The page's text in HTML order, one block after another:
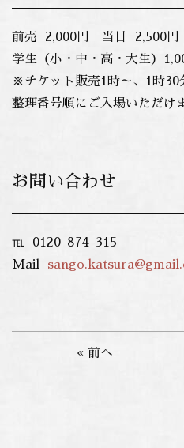
前売 2,000円 当日 2,500円
学生（小・中・高・大生）
※チケット販売1時～、1時30
整理番号順にご入場いただけ
お問い合わせ
℡ 0120-874-315
Mail
« 前へ